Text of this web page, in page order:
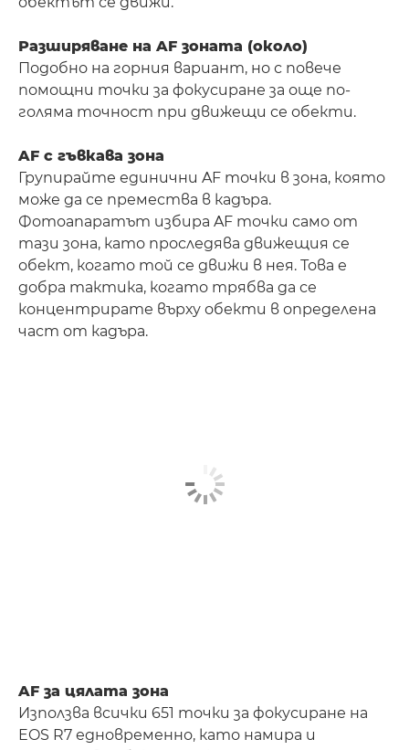
Разширяване на AF зоната (около)
Подобно на горния вариант, но с повече
помощни точки за фокусиране за още по-
голяма точност при движещи се обекти.
AF с гъвкава зона
Групирайте единични AF точки в зона, която
може да се премества в кадъра.
Фотоапаратът избира AF точки само от
тази зона, като проследява движещия се
обект, когато той се движи в нея. Това е
добра тактика, когато трябва да се
концентрирате върху обекти в определена
част от кадъра.
AF за цялата зона
Използва всички 651 точки за фокусиране на
EOS R7 едновременно, като намира и